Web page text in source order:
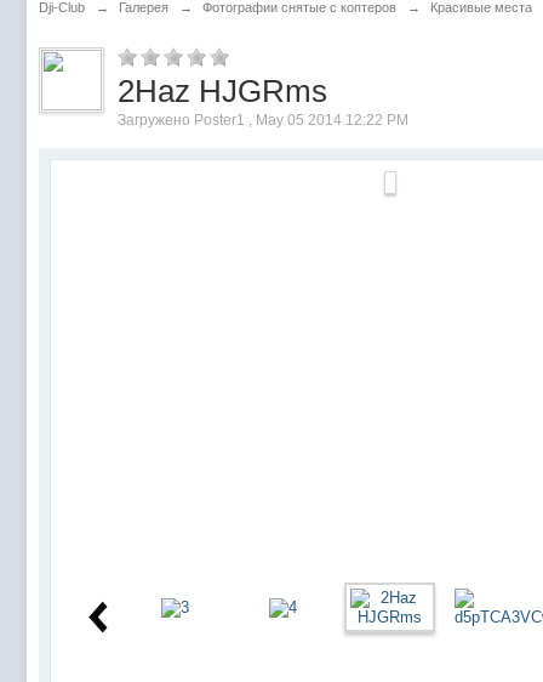
Dji-Club → Галерея → Фотографии снятые с коптеров → Красивые места
2Haz HJGRms
Загружено Poster1 , May 05 2014 12:22 PM